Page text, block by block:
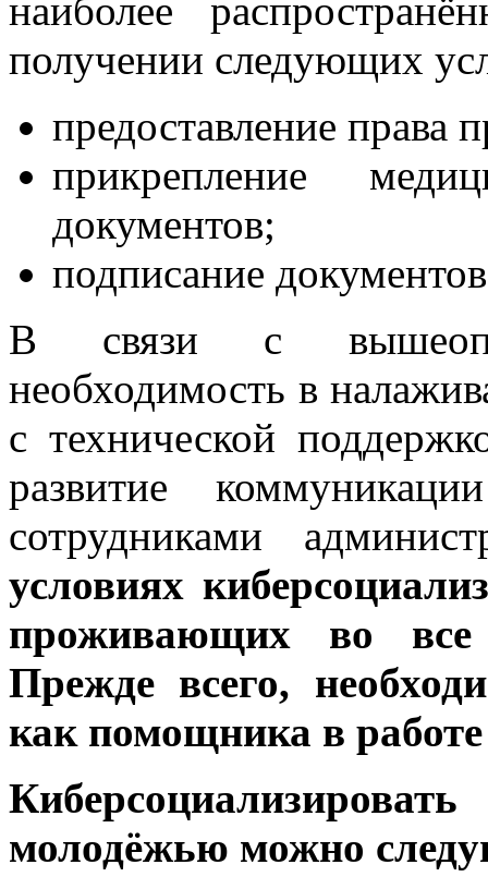
наиболее
получении следующих
предоставление права
прикрепление
документов;
подписание
В связи с
необходимость в
с технической
развитие
сотрудниками
условиях
проживающих во
Прежде всего,
как помощника в
молодёжью можно